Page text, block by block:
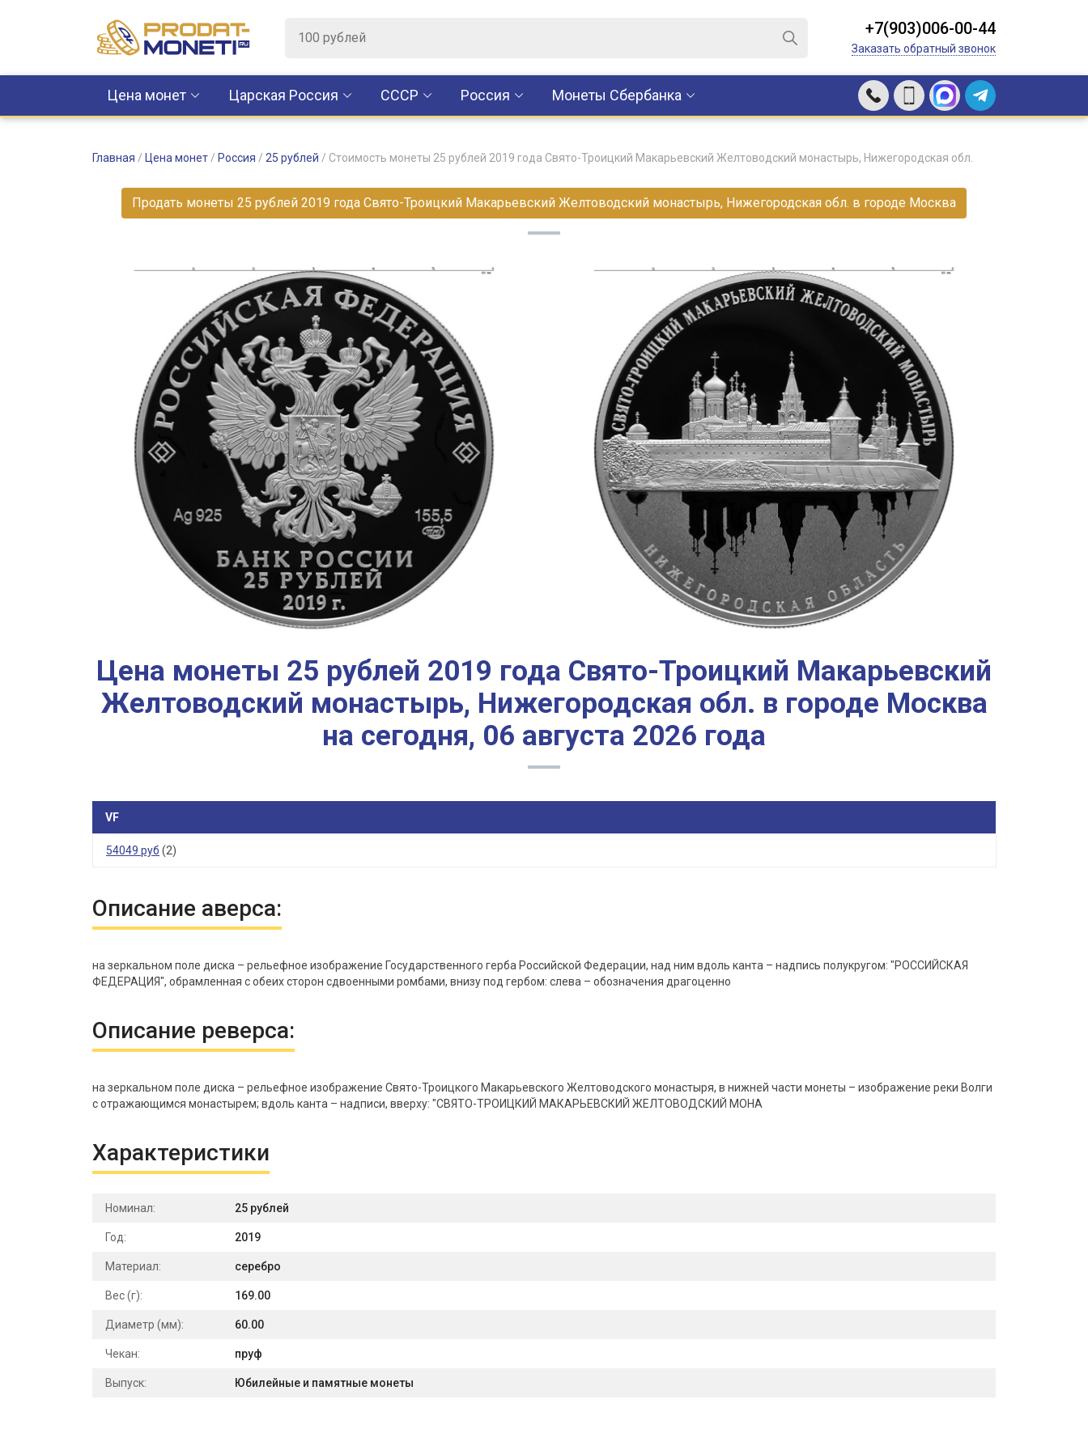
+7(903)006-00-44
Заказать обратный звонок
Цена монет Царская Россия CCCР Россия Монеты Сбербанка
Главная / Цена монет / Россия / 25 рублей / Стоимость монеты 25 рублей 2019 года Свято-Троицкий Макарьевский Желтоводский монастырь, Нижегородская обл.
Продать монеты 25 рублей 2019 года Свято-Троицкий Макарьевский Желтоводский монастырь, Нижегородская обл. в городе Москва
Цена монеты 25 рублей 2019 года Свято-Троицкий Макарьевский
Желтоводский монастырь, Нижегородская обл. в городе Москва
на сегодня, 06 августа 2026 года
VF
54049 руб (2)
Описание аверса:
на зеркальном поле диска – рельефное изображение Государственного герба Российской Федерации, над ним вдоль канта – надпись полукругом: "РОССИЙСКАЯ
ФЕДЕРАЦИЯ", обрамленная с обеих сторон сдвоенными ромбами, внизу под гербом: слева – обозначения драгоценно
Описание реверса:
на зеркальном поле диска – рельефное изображение Свято-Троицкого Макарьевского Желтоводского монастыря, в нижней части монеты – изображение реки Волги
с отражающимся монастырем; вдоль канта – надписи, вверху: "СВЯТО-ТРОИЦКИЙ МАКАРЬЕВСКИЙ ЖЕЛТОВОДСКИЙ МОНА
Характеристики
Номинал: 25 рублей
Год: 2019
Материал: серебро
Вес (г): 169.00
Диаметр (мм): 60.00
Чекан: пруф
Выпуск: Юбилейные и памятные монеты